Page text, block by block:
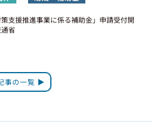
支援推進事業に係る補助金」申請受付開
省
事の一覧 ▶